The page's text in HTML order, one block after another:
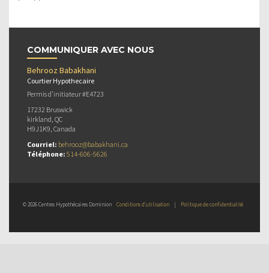
COMMUNIQUER AVEC NOUS
Behrooz Babakhani
Courtier Hypothecaire
Permis d’initiateur #E4723
17232 Bruswick
kirkland, QC
H9J1K9, Canada
Courriel: behrooz@babakhani.ca
Téléphone: 514-606-5626
© 2026 Centres Hypothécaires Dominion Conditions d’utilisation | Politique de confidentialité